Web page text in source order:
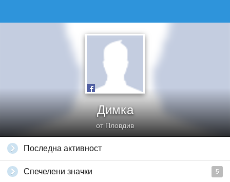
Димка
от Пловдив
Последна активност
Спечелени значки 5